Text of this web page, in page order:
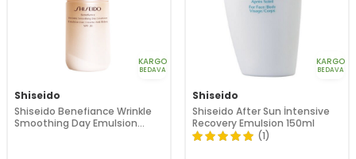
KARGO
BEDAVA
Shiseido
Shiseido Benefiance Wrinkle
Smoothing Day Emulsion
KARGO
BEDAVA
Shiseido
Shiseido After Sun İntensive
Recovery Emulsion 150ml
(1)